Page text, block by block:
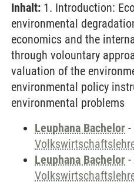
Inhalt: 1. Introduction:
environmental
economics and the
through volountary
valuation of the
environmental policy
environmental problems
Leuphana Bachelor -
Leuphana Bachelor -